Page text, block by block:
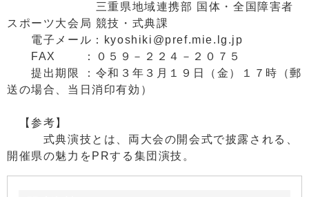
三重県地域連携部 国体・全国障害者
スポーツ大会局 競技・式典課
電子メール：kyoshiki@pref.mie.lg.jp
FAX ：０５９－２２４－２０７５
提出期限 ：令和３年３月１９日（金）１７時（郵
送の場合、当日消印有効）
【参考】
式典演技とは、両大会の開会式で披露される、
開催県の魅力をPRする集団演技。